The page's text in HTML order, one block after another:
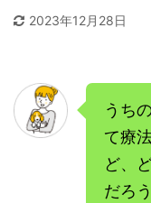
2023年12月28日
うち
て療
ど、
だろ